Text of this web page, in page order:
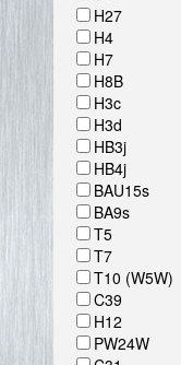
H27
H4
H7
H8B
H3c
H3d
HB3j
HB4j
BAU15s
BA9s
T5
T7
T10 (W5W)
C39
H12
PW24W